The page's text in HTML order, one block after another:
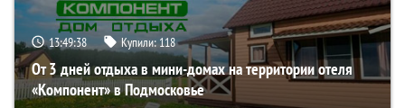
13:49:37 Купили: 118
От 3 дней отдыха в мини-домах на территории отеля
«Компонент» в Подмосковье